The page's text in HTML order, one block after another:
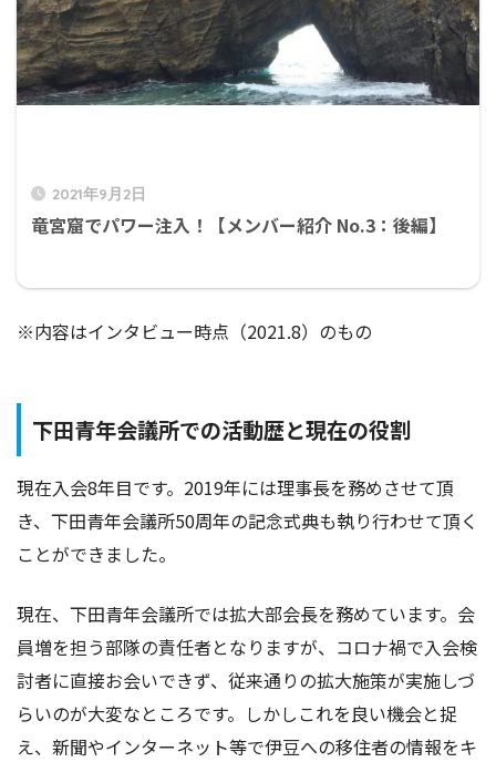
2021年9月2日
竜宮窟でパワー注入！【メンバー紹介 No.3：後編】
※内容はインタビュー時点（2021.8）のもの
下田青年会議所での活動歴と現在の役割
現在入会8年目です。2019年には理事長を務めさせて頂
き、下田青年会議所50周年の記念式典も執り行わせて頂く
ことができました。
現在、下田青年会議所では拡大部会長を務めています。会
員増を担う部隊の責任者となりますが、コロナ禍で入会検
討者に直接お会いできず、従来通りの拡大施策が実施しづ
らいのが大変なところです。しかしこれを良い機会と捉
え、新聞やインターネット等で伊豆への移住者の情報をキ